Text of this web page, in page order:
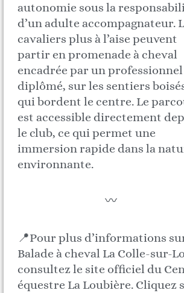
autonomie sous la
d’un adulte accompagnateur.
cavaliers plus à l’aise peuvent
partir en promenade à cheval
encadrée par un professionnel
diplômé, sur les sentiers
qui bordent le centre. Le
est accessible directement
le club, ce qui permet une
immersion rapide dans la
environnante.
〰️
📍Pour plus d’informations
Balade à cheval La Colle-sur-
consultez le site officiel du
équestre La Loubière. Cliquez